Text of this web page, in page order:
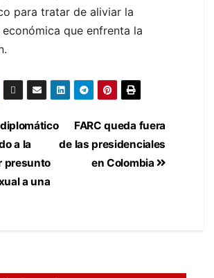
para tratar de aliviar la
que enfrenta la
FARC queda fuera
de las presidenciales
en Colombia
a la
presunto
a una